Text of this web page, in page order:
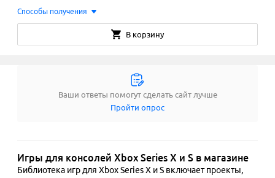
Способы получения
В корзину
Ваши ответы помогут сделать сайт лучше
Пройти опрос
Игры для консолей Xbox Series X и S в магазине
Библиотека игр для Xbox Series X и S включает проекты,